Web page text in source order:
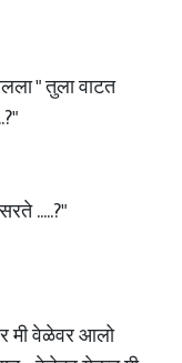
" तुला वाटत
.....?"
मी वेळेवर आलो